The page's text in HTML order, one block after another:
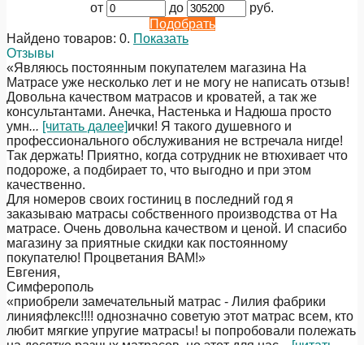
от
до
руб.
Подобрать
Найдено товаров: 0. Показать
Отзывы
«Являюсь постоянным покупателем магазина На
Матрасе уже несколько лет и не могу не написать отзыв!
Довольна качеством матрасов и кроватей, а так же
консультантами. Анечка, Настенька и Надюша просто
умн... [читать далее]ички! Я такого душевного и
профессионального обслуживания не встречала нигде!
Так держать! Приятно, когда сотрудник не втюхивает что
подороже, а подбирает то, что выгодно и при этом
качественно.
Для номеров своих гостиниц в последний год я
заказываю матрасы собственного производства от На
матрасе. Очень довольна качеством и ценой. И спасибо
магазину за приятные скидки как постоянному
покупателю! Процветания ВАМ!»
Евгения,
Симферополь
«приобрели замечательный матрас - Лилия фабрики
линияфлекс!!!! однозначно советую этот матрас всем, кто
любит мягкие упругие матрасы! ы попробовали полежать